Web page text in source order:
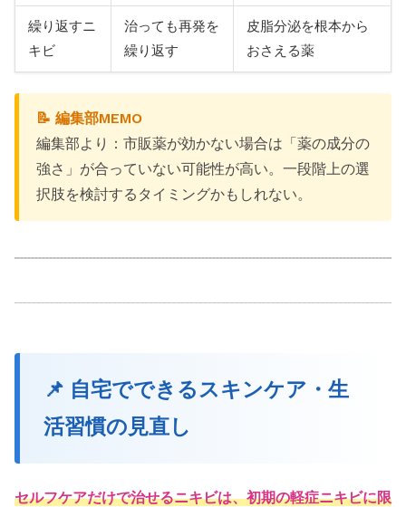
繰り返すニ
キビ
治っても再発を
繰り返す
皮脂分泌を根本から
おさえる薬
📝 編集部MEMO
編集部より：市販薬が効かない場合は「薬の成分の
強さ」が合っていない可能性が高い。一段階上の選
択肢を検討するタイミングかもしれない。
📌 自宅でできるスキンケア・生
活習慣の見直し
セルフケアだけで治せるニキビは、初期の軽症ニキビに限